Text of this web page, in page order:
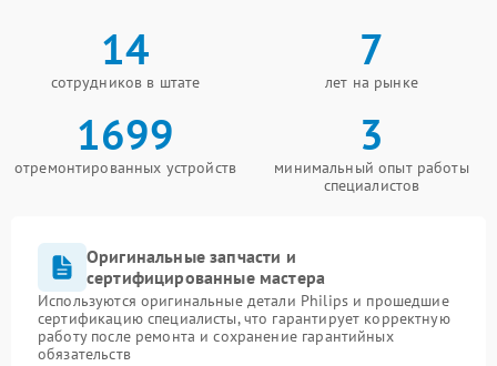
14
сотрудников в штате
7
лет на рынке
1699
отремонтированных устройств
3
минимальный опыт работы
специалистов
Оригинальные запчасти и
сертифицированные мастера
Используются оригинальные детали Philips и прошедшие
сертификацию специалисты, что гарантирует корректную
работу после ремонта и сохранение гарантийных
обязательств